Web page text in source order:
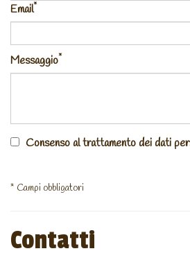
Email*
Messaggio*
Consenso al trattamento dei dati
* Campi obbligatori
Contatti